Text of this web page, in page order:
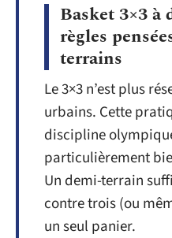
Basket 3×3 à
règles
terrains
Le 3×3 n’est plus
urbains. Cette
discipline
particulièrement
Un demi-terrain
contre trois (ou
un seul panier.